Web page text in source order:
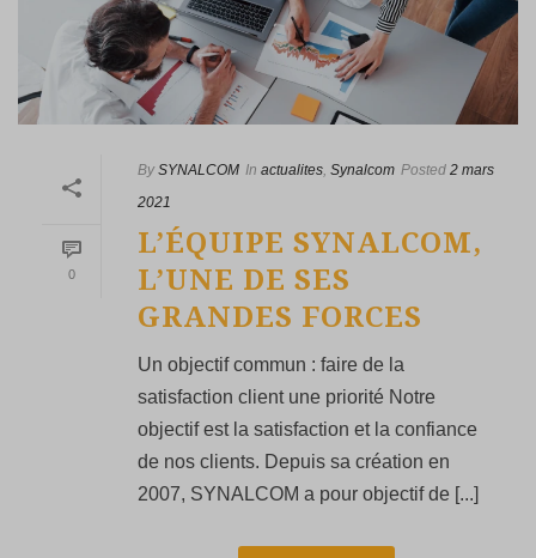
0
By SYNALCOM In actualites, Synalcom Posted 2 mars
2021
L’ÉQUIPE SYNALCOM,
L’UNE DE SES
GRANDES FORCES
Un objectif commun : faire de la
satisfaction client une priorité Notre
objectif est la satisfaction et la confiance
de nos clients. Depuis sa création en
2007, SYNALCOM a pour objectif de [...]